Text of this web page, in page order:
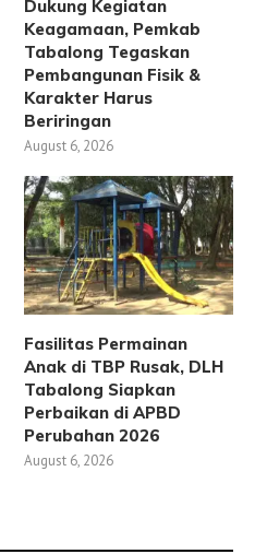
Dukung Kegiatan
Keagamaan, Pemkab
Tabalong Tegaskan
Pembangunan Fisik &
Karakter Harus
Beriringan
August 6, 2026
Fasilitas Permainan
Anak di TBP Rusak, DLH
Tabalong Siapkan
Perbaikan di APBD
Perubahan 2026
August 6, 2026